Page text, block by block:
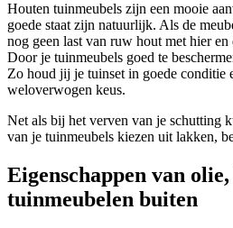
Houten tuinmeubels zijn een mooie
goede staat zijn natuurlijk. Als de
nog geen last van ruw hout met hier en
Door je tuinmeubels goed te
Zo houd jij je tuinset in goede conditie
weloverwogen keus.
Net als bij het verven van je schutting
van je tuinmeubels kiezen uit lakken,
Eigenschappen van
tuinmeubelen buiten